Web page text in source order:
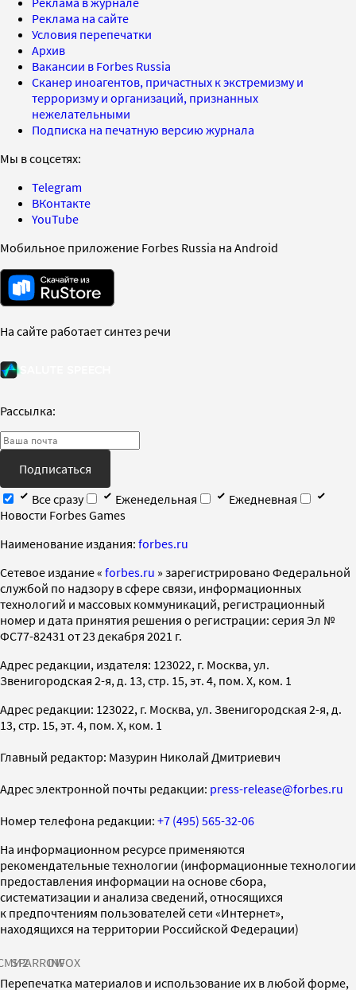
Реклама на сайте
Условия перепечатки
Архив
Вакансии в Forbes Russia
Сканер иноагентов, причастных к экстремизму и
терроризму и организаций, признанных
нежелательными
Подписка на печатную версию журнала
Мы в соцсетях:
Telegram
ВКонтакте
YouTube
Мобильное приложение Forbes Russia на Android
На сайте работает синтез речи
Рассылка:
Подписаться
Все сразу
Еженедельная
Ежедневная
Новости Forbes Games
Наименование издания: forbes.ru
Cетевое издание « forbes.ru » зарегистрировано Федеральной
службой по надзору в сфере связи, информационных
технологий и массовых коммуникаций, регистрационный
номер и дата принятия решения о регистрации: серия Эл №
ФС77-82431 от 23 декабря 2021 г.
Адрес редакции, издателя: 123022, г. Москва, ул.
Звенигородская 2-я, д. 13, стр. 15, эт. 4, пом. X, ком. 1
Адрес редакции: 123022, г. Москва, ул. Звенигородская 2-я, д.
13, стр. 15, эт. 4, пом. X, ком. 1
Главный редактор: Мазурин Николай Дмитриевич
Адрес электронной почты редакции: press-release@forbes.ru
Номер телефона редакции: +7 (495) 565-32-06
На информационном ресурсе применяются
рекомендательные технологии (информационные технологии
предоставления информации на основе сбора,
систематизации и анализа сведений, относящихся
к предпочтениям пользователей сети «Интернет»,
находящихся на территории Российской Федерации)
SPARROWINFOX
Перепечатка материалов и использование их в любой форме,